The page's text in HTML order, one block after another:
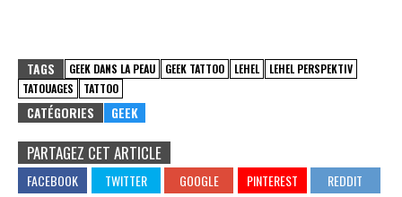
TAGS GEEK DANS LA PEAU GEEK TATTOO LEHEL
LEHEL PERSPEKTIV
TATOUAGES
TATTOO
CATÉGORIES GEEK
PARTAGEZ CET ARTICLE